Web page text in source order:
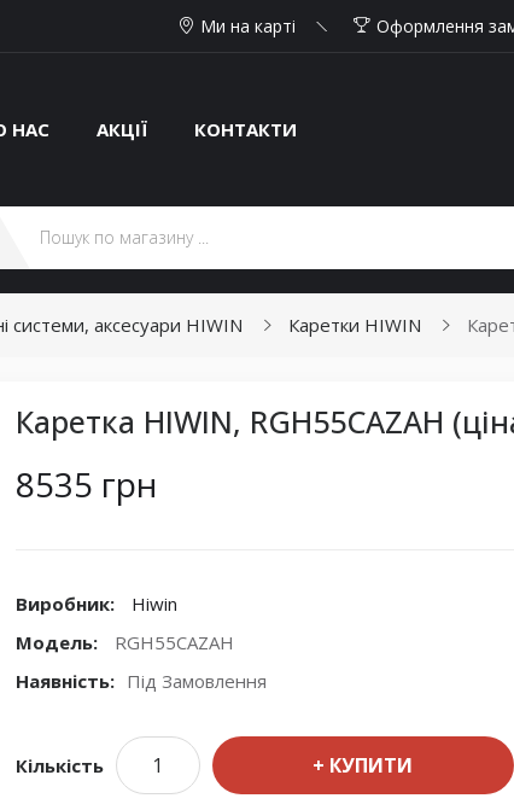
Ми на карті Оформлення
НАС АКЦІЇ КОНТАКТИ
системи, аксесуари HIWIN Каретки HIWIN
Каретка HIWIN, RGH55CAZAH
8535 грн
Виробник:
Hiwin
Модель:
RGH55CAZAH
Наявність: Під Замовлення
Кількість КУПИТИ